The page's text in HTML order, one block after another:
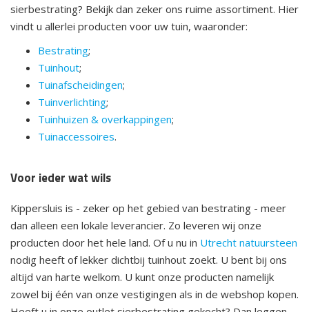
sierbestrating? Bekijk dan zeker ons ruime assortiment. Hier
vindt u allerlei producten voor uw tuin, waaronder:
Bestrating;
Tuinhout;
Tuinafscheidingen;
Tuinverlichting;
Tuinhuizen & overkappingen;
Tuinaccessoires.
Voor ieder wat wils
Kippersluis is - zeker op het gebied van bestrating - meer
dan alleen een lokale leverancier. Zo leveren wij onze
producten door het hele land. Of u nu in Utrecht natuursteen
nodig heeft of lekker dichtbij tuinhout zoekt. U bent bij ons
altijd van harte welkom. U kunt onze producten namelijk
zowel bij één van onze vestigingen als in de webshop kopen.